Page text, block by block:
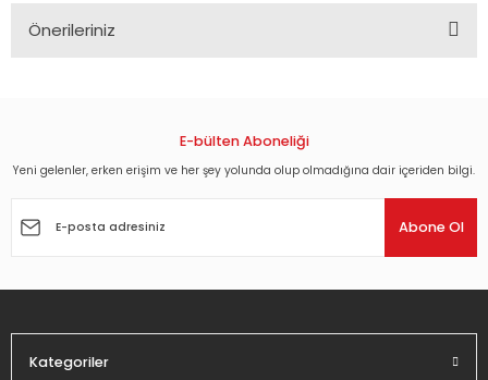
Önerileriniz
Görüş ve önerileriniz için teşekkür ederiz.
Ürün açıklamasında eksik bilgiler bulunuyor.
Ürün fiyatı diğer sitelerden daha pahalı.
E-bülten Aboneliği
Yeni gelenler, erken erişim ve her şey yolunda olup olmadığına dair içeriden bilgi.
Abone Ol
Kategoriler